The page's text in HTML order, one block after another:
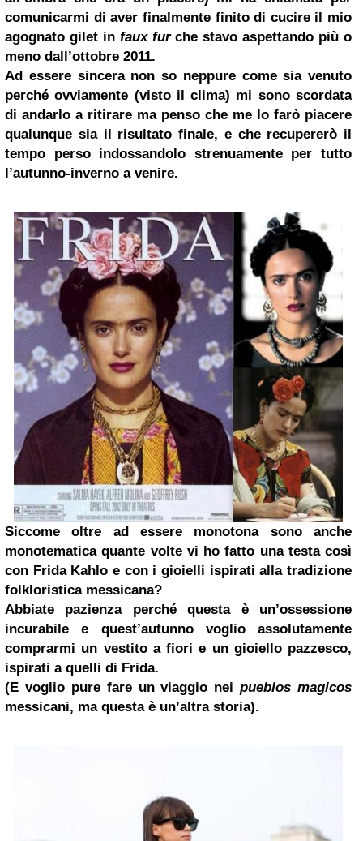
comunicarmi di aver finalmente finito di cucire il mio
agognato gilet in faux furche stavo aspettando più o
meno dall’ottobre 2011.
Ad essere sincera non so neppure come sia venuto
perché ovviamente (visto il clima) mi sono scordata
di andarlo a ritirare ma penso che me lo farò piacere
qualunque sia il risultato finale, e che recupererò il
tempo perso indossandolo strenuamente per tutto
l’autunno-inverno a venire.
Siccome oltre ad essere monotona sono anche
monotematica quante volte vi ho fatto una testa così
con Frida Kahlo e con i gioielli ispirati alla tradizione
folkloristica messicana?
Abbiate pazienza perché questa è un’ossessione
incurabile e quest’autunno voglio assolutamente
comprarmi un vestito a fiori e un gioiello pazzesco,
ispirati a quelli di Frida.
(E voglio pure fare un viaggio neipueblos magicos
messicani, ma questa è un’altra storia).